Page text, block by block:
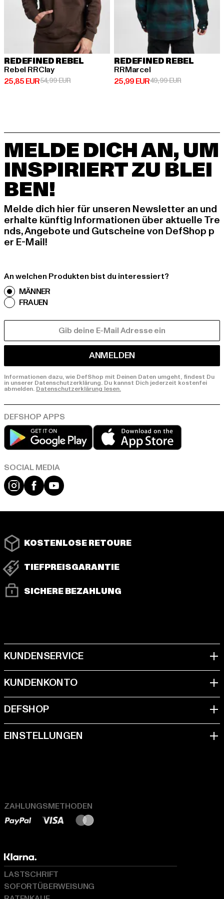
REDEFINED REBEL
Rebel RRClay
25,85 EUR
Derzeitiger Preis: 25,85 EUR
54,99 EURAktionspreis: 54,99 EUR
REDEFINED REBEL
RRMarcel
25,99 EUR
Derzeitiger Preis: 25,99 EUR
49,99 EURAktionspreis:
MELDE DICH AN, UM
INSPIRIERT ZU BLEI
BEN!
Melde dich hier für unseren Newsletter an und
erhalte künftig Informationen über aktuelle Tre
nds, Angebote und Gutscheine von DefShop p
er E-Mail!
An welchen Produkten bist du interessiert?
MÄNNER
FRAUEN
ANMELDEN
Informationen dazu, wie DefShop mit Deinen Daten umgeht, findest Du
in unserer Datenschutzerklärung. Du kannst Dich jederzeit kostenfei
abmelden. Datenschutzerklärung lesen.
Play market
App store
Instagram
FacebookYouTube
KOSTENLOSE RETOURE
TIEFPREISGARANTIE
SICHERE BEZAHLUNG
ZAHLUNGSMETHODEN
LASTSCHRIFT
SOFORTÜBERWEISUNG